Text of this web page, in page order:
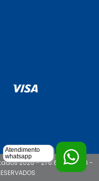
Atendimento
whatsapp
2026 - 276.682.316-68 -